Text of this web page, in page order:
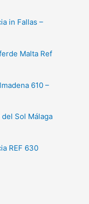
in Fallas –
Malta Ref
610 –
Sol Málaga
REF 630